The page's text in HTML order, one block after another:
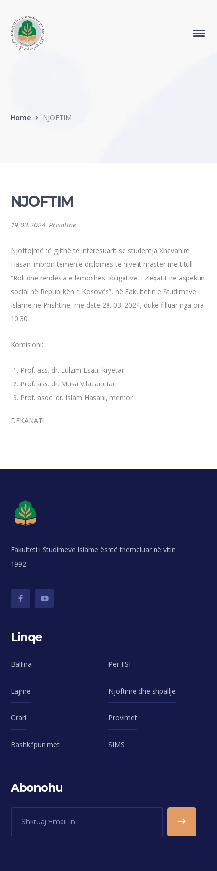
Home NJOFTIM
NJOFTIM
19.03.2024, Prishtinë
Njoftojmë të gjithë të interesuarit se studentja Xhevahire
Hasani mbron temën e diplomës të nivelit master me titull
“Roli dhe rëndësia e lëmoshës obligative – Zeqatit në aspektin
social në Republikën e Kosovës”, në Fakultetin e Studimeve
Islame në Prishtinë, më datë 28. 03. 2024, duke filluar nga ora
10:30
Komisioni:
Prof. ass. dr. Lulzim Esati, kryetar
Prof. ass. dr. Musa Vila, anëtar
Prof. asoc. dr. Islam Hasani, mentor
DEKANATI
Fakulteti i Studimeve Islame është themeluar në vitin
1992.
Linqe
Ballina Për FSI
Lajme Njoftime dhe shpallje
Orari Provimet
Bashkëpunimet SIMS
Abonohu